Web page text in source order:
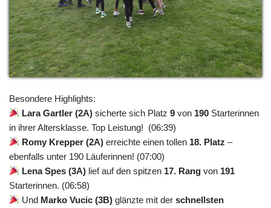
Besondere Highlights:
Lara Gartler (2A) sicherte sich Platz9 von 190 Starterinnen
in ihrer Altersklasse. Top Leistung! (06:39)
Romy Krepper (2A) erreichte einen tollen 18. Platz –
ebenfalls unter 190 Läuferinnen! (07:00)
Lena Spes (3A) lief auf den spitzen 17. Rang von 191
Starterinnen. (06:58)
Und Marko Vucic (3B) glänzte mit derschnellsten